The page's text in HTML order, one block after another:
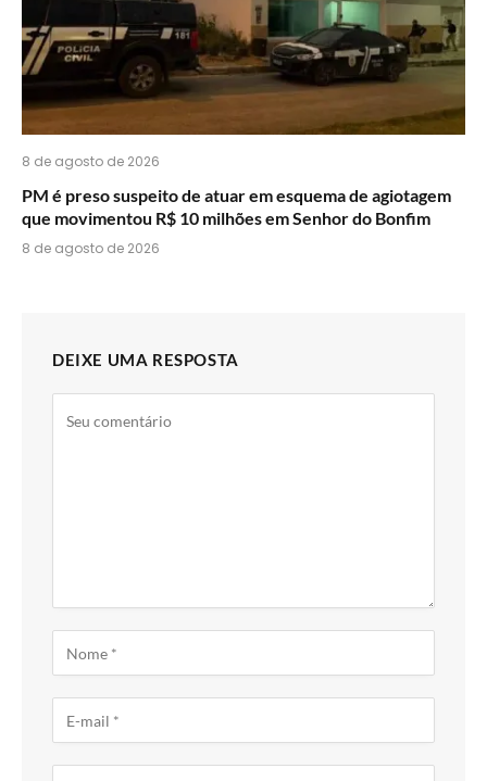
8 de agosto de 2026
PM é preso suspeito de atuar em esquema de agiotagem
que movimentou R$ 10 milhões em Senhor do Bonfim
8 de agosto de 2026
DEIXE UMA RESPOSTA